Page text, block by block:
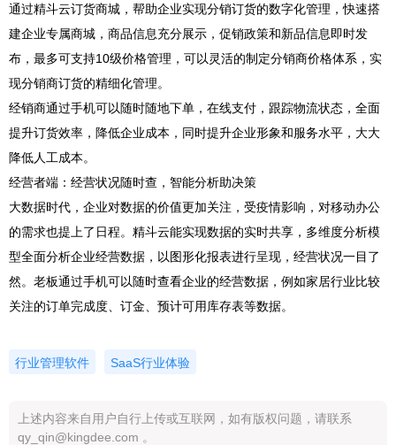
通过精斗云订货商城，帮助企业实现分销订货的数字化管理，快速搭
建企业专属商城，商品信息充分展示，促销政策和新品信息即时发
布，最多可支持10级价格管理，可以灵活的制定分销商价格体系，实
现分销商订货的精细化管理。
经销商通过手机可以随时随地下单，在线支付，跟踪物流状态，全面
提升订货效率，降低企业成本，同时提升企业形象和服务水平，大大
降低人工成本。
经营者端：经营状况随时查，智能分析助决策
大数据时代，企业对数据的价值更加关注，受疫情影响，对移动办公
的需求也提上了日程。精斗云能实现数据的实时共享，多维度分析模
型全面分析企业经营数据，以图形化报表进行呈现，经营状况一目了
然。老板通过手机可以随时查看企业的经营数据，例如家居行业比较
关注的订单完成度、订金、预计可用库存表等数据。
行业管理软件 SaaS行业体验
上述内容来自用户自行上传或互联网，如有版权问题，请联系
qy_qin@kingdee.com 。